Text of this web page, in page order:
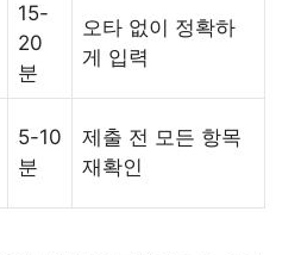
15-
20
분
오타 없이 정확하
게 입력
5-10
분
제출 전 모든 항목
재확인